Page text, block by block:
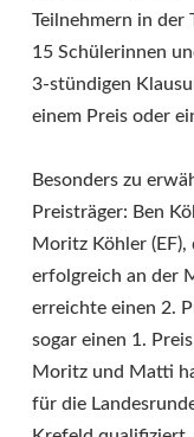
Teilnehmern in der
15 Schülerinnen
3-stündigen
einem Preis oder
Besonders zu
Preisträger: Ben
Moritz Köhler
erfolgreich an der
erreichte einen 2.
sogar einen 1.
Moritz und Matti
für die